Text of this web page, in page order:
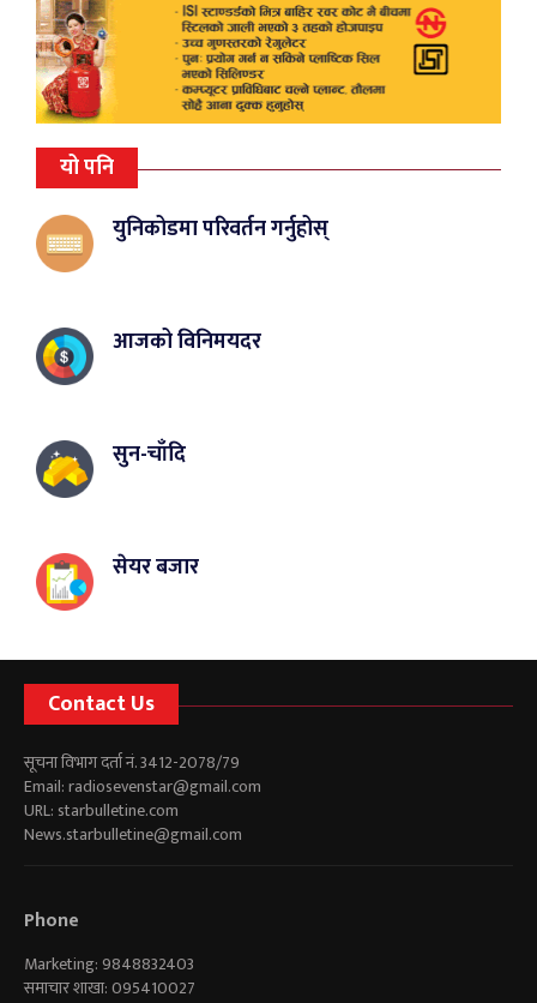
यो पनि
युनिकोडमा परिवर्तन गर्नुहोस्
आजको विनिमयदर
सुन-चाँदि
सेयर बजार
Contact Us
सूचना विभाग दर्ता नं. 3412-2078/79
Email:radiosevenstar@gmail.com
URL: starbulletine.com
News.starbulletine@gmail.com
Phone
Marketing: 9848832403
समाचार शाखा: 095410027